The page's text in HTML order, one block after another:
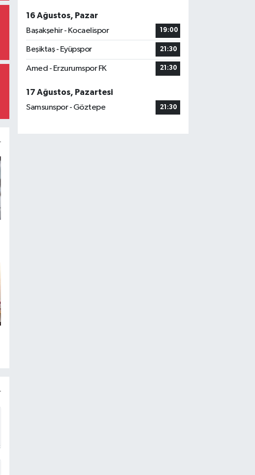
16 Ağustos, Pazar
Başakşehir - Kocaelispor
19:00
Beşiktaş - Eyüpspor 21:30
Amed - Erzurumspor FK 21:30
17 Ağustos, Pazartesi
Samsunspor - Göztepe
21:30